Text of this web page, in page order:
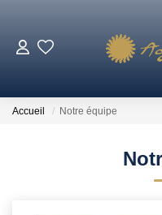
Accueil Notre équipe